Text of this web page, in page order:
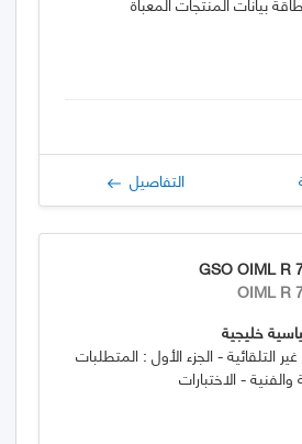
التفاصيل
GSO OIML R
OIML R
خليجية
التلقائية - الجزء الأول : المتطلبات
والفنية - الاختبارات